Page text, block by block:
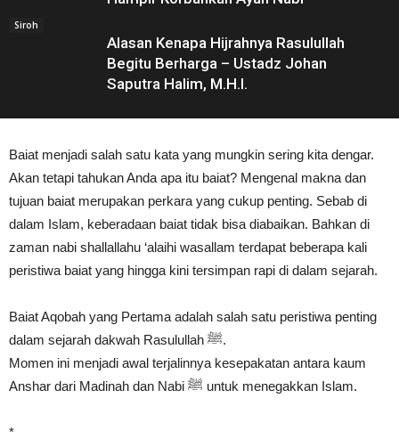
Siroh
Alasan Kenapa Hijrahnya Rasulullah
Begitu Berharga – Ustadz Johan
Saputra Halim, M.H.I.
Baiat menjadi salah satu kata yang mungkin sering kita dengar.
Akan tetapi tahukan Anda apa itu baiat? Mengenal makna dan
tujuan baiat merupakan perkara yang cukup penting. Sebab di
dalam Islam, keberadaan baiat tidak bisa diabaikan. Bahkan di
zaman nabi shallallahu ‘alaihi wasallam terdapat beberapa kali
peristiwa baiat yang hingga kini tersimpan rapi di dalam sejarah.
Baiat Aqobah yang Pertama adalah salah satu peristiwa penting
dalam sejarah dakwah Rasulullah ﷺ.
Momen ini menjadi awal terjalinnya kesepakatan antara kaum
Anshar dari Madinah dan Nabi ﷺ untuk menegakkan Islam.
*